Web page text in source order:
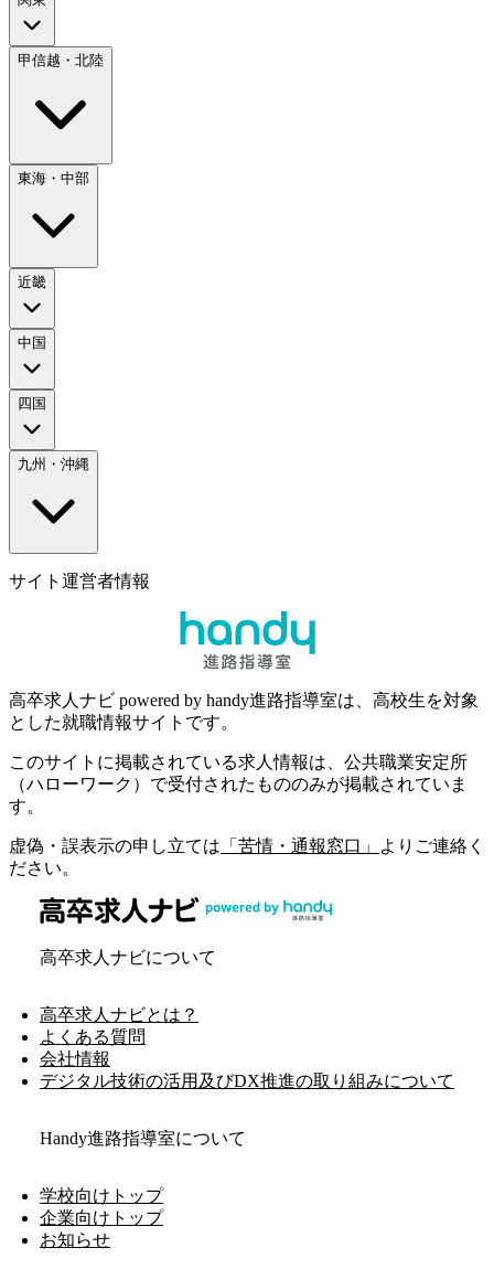
甲信越・北陸
東海・中部
近畿
中国
四国
九州・沖縄
サイト運営者情報
高卒求人ナビ powered by handy進路指導室は、高校生を対象
とした就職情報サイトです。
このサイトに掲載されている求人情報は、公共職業安定所
（ハローワーク）で受付されたもののみが掲載されていま
す。
虚偽・誤表示の申し立ては 「苦情・通報窓口」
よりご連絡く
ださい。
高卒求人ナビについて
高卒求人ナビとは？
よくある質問
会社情報
デジタル技術の活用及びDX推進の取り組みについて
Handy進路指導室について
学校向けトップ
企業向けトップ
お知らせ